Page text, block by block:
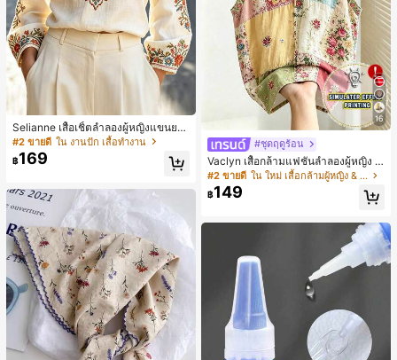
Selianne เสื้อเชิ้ตลำลองผู้หญิงแขนยา
ว คอวีเว้า ลายดอกไม้
#2 ขายดี ใน งานปัก เสื้อทำงาน
฿169
16
#ชุดฤดูร้อน
Vaclyn เสื้อกล้ามแฟชั่นลำลองผู้หญิง ล
ายแพตช์เวิร์ก แขนกุด คอกลม ติดกระดุ
ม
#2 ขายดี ใน ใหม่ เสื้อกล้ามผู้หญิง & Camis
฿149